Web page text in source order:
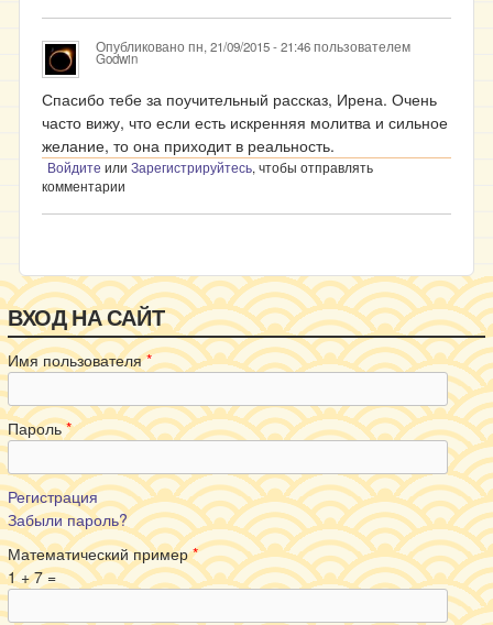
Опубликовано пн, 21/09/2015 - 21:46пользователем
Godwin
Спасибо тебе за поучительный рассказ, Ирена. Очень
часто вижу, что если есть искренняя молитва и сильное
желание, то она приходит в реальность.
Войдите или Зарегистрируйтесь, чтобы отправлять
комментарии
ВХОД НА САЙТ
Имя пользователя*
Пароль*
Регистрация
Забыли пароль?
Математический пример*
1 + 7 =